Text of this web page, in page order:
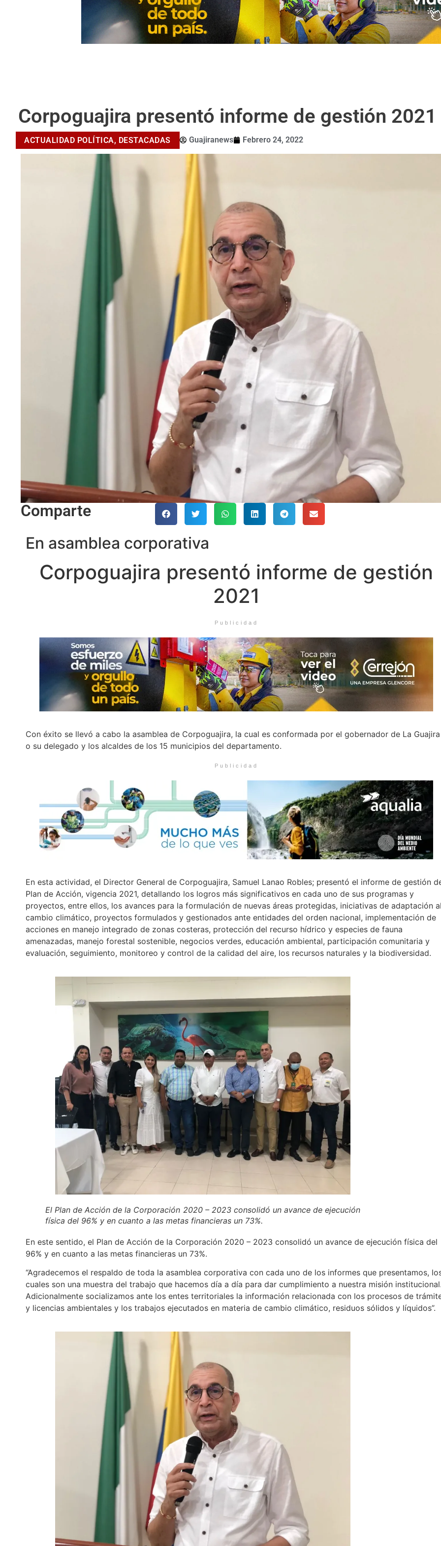
Corpoguajira presentó informe de gestión 2021
ACTUALIDAD POLÍTICA, DESTACADAS Guajiranews Febrero 24, 2022
Comparte
En asamblea corporativa
Corpoguajira presentó informe de gestión
2021
Publicidad
Con éxito se llevó a cabo la asamblea de Corpoguajira, la cual es conformada por el gobernador de La Guajira
o su delegado y los alcaldes de los 15 municipios del departamento.
Publicidad
En esta actividad, el Director General de Corpoguajira, Samuel Lanao Robles; presentó el informe de gestión
Plan de Acción, vigencia 2021, detallando los logros más significativos en cada uno de sus programas y
proyectos, entre ellos, los avances para la formulación de nuevas áreas protegidas, iniciativas de adaptación
cambio climático, proyectos formulados y gestionados ante entidades del orden nacional, implementación de
acciones en manejo integrado de zonas costeras, protección del recurso hídrico y especies de fauna
amenazadas, manejo forestal sostenible, negocios verdes, educación ambiental, participación comunitaria y
evaluación, seguimiento, monitoreo y control de la calidad del aire, los recursos naturales y la biodiversidad.
El Plan de Acción de la Corporación 2020 – 2023 consolidó un avance de ejecución
física del 96% y en cuanto a las metas financieras un 73%.
En este sentido, el Plan de Acción de la Corporación 2020 – 2023 consolidó un avance de ejecución física del
96% y en cuanto a las metas financieras un 73%.
“Agradecemos el respaldo de toda la asamblea corporativa con cada uno de los informes que presentamos,
cuales son una muestra del trabajo que hacemos día a día para dar cumplimiento a nuestra misión
Adicionalmente socializamos ante los entes territoriales la información relacionada con los procesos de
y licencias ambientales y los trabajos ejecutados en materia de cambio climático, residuos sólidos y líquidos”.